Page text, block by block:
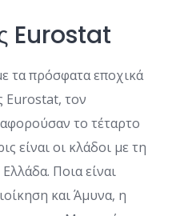
Eurostat
τα πρόσφατα εποχικά
Eurostat, τον
το τέταρτο
είναι οι κλάδοι με τη
Ποια είναι
και Άμυνα, η